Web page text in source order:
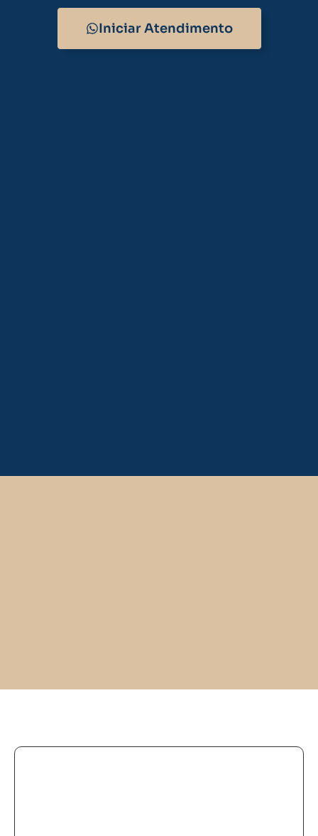
Iniciar Atendimento